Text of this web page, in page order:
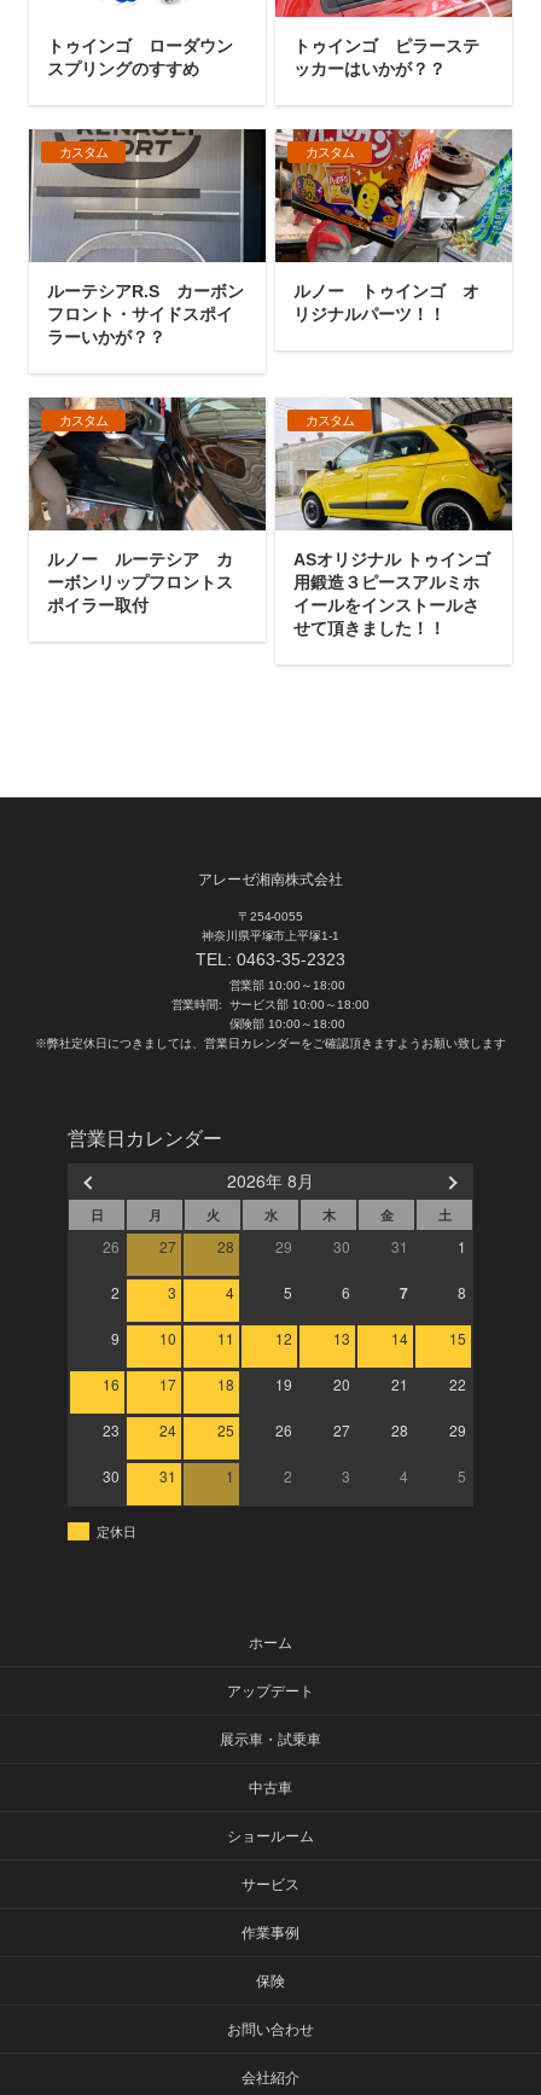
トゥインゴ ローダウン
スプリングのすすめ
トゥインゴ ピラーステ
ッカーはいかが？？
カスタム
ルーテシアR.S カーボン
フロント・サイドスポイ
ラーいかが？？
カスタム
ルノー トゥインゴ オ
リジナルパーツ！！
カスタム
ルノー ルーテシア カ
ーボンリップフロントス
ポイラー取付
カスタム
ASオリジナル トゥインゴ
用鍛造３ピースアルミホ
イールをインストールさ
せて頂きました！！
アレーゼ湘南株式会社
〒254-0055
神奈川県平塚市上平塚1-1
TEL:0463-35-2323
営業時間:
営業部 10:00～18:00
サービス部 10:00～18:00
保険部 10:00～18:00
※弊社定休日につきましては、営業日カレンダーをご確認頂きますようお願い致します
営業日カレンダー
2026年 8月
日 月 火 水 木 金 土
26 27 28 29 30 31 1
2 3 4 5 6 7 8
9 10 11 12 13 14 15
16 17 18 19 20 21 22
23 24 25 26 27 28 29
30 31 1 2 3 4 5
定休日
ホーム
アップデート
展示車・試乗車
中古車
ショールーム
サービス
作業事例
保険
お問い合わせ
会社紹介